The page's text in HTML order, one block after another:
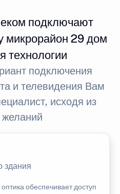
подключают
микрорайон 29 дом
технологии
подключения
и телевидения Вам
исходя из
здания
обеспечивает доступ